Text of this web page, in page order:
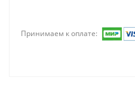
Принимаем к оплате: